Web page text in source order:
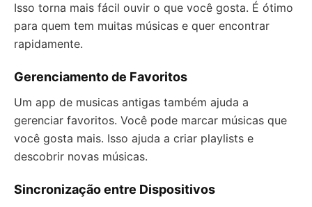
Isso torna mais fácil ouvir o que você gosta. É ótimo
para quem tem muitas músicas e quer encontrar
rapidamente.
Gerenciamento de Favoritos
Um app de musicas antigas também ajuda a
gerenciar favoritos. Você pode marcar músicas que
você gosta mais. Isso ajuda a criar playlists e
descobrir novas músicas.
Sincronização entre Dispositivos